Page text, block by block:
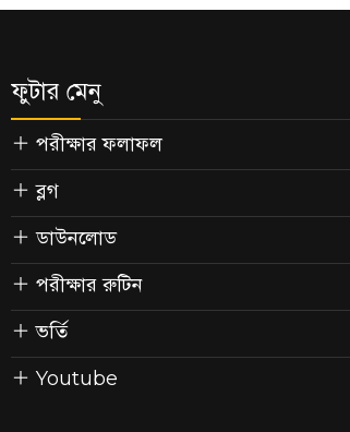
ফুটার মেনু
পরীক্ষার ফলাফল
ব্লগ
ডাউনলোড
পরীক্ষার রুটিন
ভর্তি
Youtube